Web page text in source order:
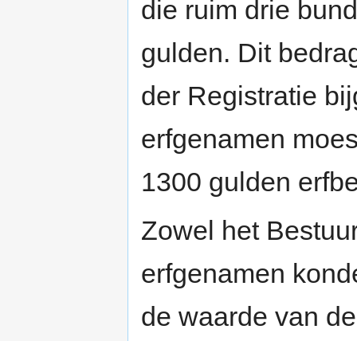
die ruim drie
gulden. Dit
der Registratie
erfgenamen
1300 gulden
Zowel het
erfgenamen
de waarde van